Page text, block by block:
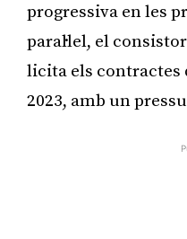
progressiva en les
paral·lel, el
licita els contractes
2023, amb un